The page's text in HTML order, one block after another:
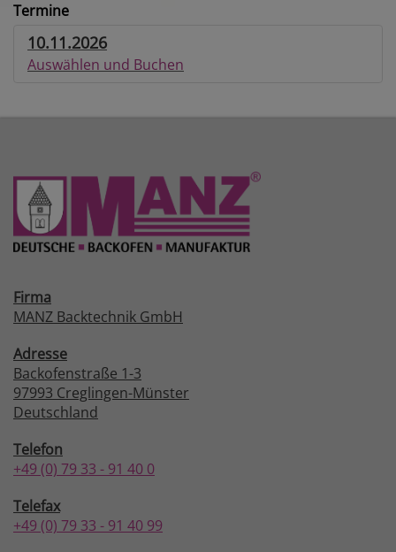
Termine
10.11.2026
Auswählen und Buchen
Firma
MANZ Backtechnik GmbH
Adresse
Backofenstraße 1-3
97993 Creglingen-Münster
Deutschland
Telefon
+49 (0) 79 33 - 91 40 0
Telefax
+49 (0) 79 33 - 91 40 99